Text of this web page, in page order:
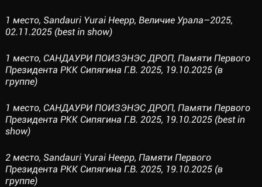
1 место, Sandauri Yurai Heepp, Величие Урала–2025,
02.11.2025 (best in show)
1 место, САНДАУРИ ПОИЗЭНЭС ДРОП, Памяти Первого
Президента РКК Сипягина Г.В. 2025, 19.10.2025 (в
группе)
1 место, САНДАУРИ ПОИЗЭНЭС ДРОП, Памяти Первого
Президента РКК Сипягина Г.В. 2025, 19.10.2025 (best in
show)
2 место, Sandauri Yurai Heepp, Памяти Первого
Президента РКК Сипягина Г.В. 2025, 19.10.2025 (в
группе)